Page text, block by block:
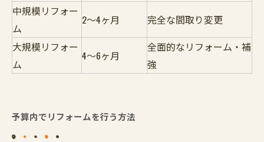
中規模リフォー
ム
2～4ヶ月
完全な間取り変更
大規模リフォー
ム
4～6ヶ月
全面的なリフォーム・補
強
予算内でリフォームを行う方法